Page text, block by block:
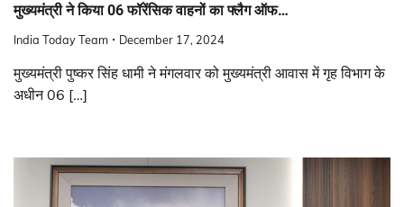
मुख्यमंत्री ने किया 06 फॉरेंसिक वाहनों का फ्लैग ऑफ…
India Today Team December 17, 2024
मुख्यमंत्री पुष्कर सिंह धामी ने मंगलवार को मुख्यमंत्री आवास में गृह विभाग के
अधीन 06 […]